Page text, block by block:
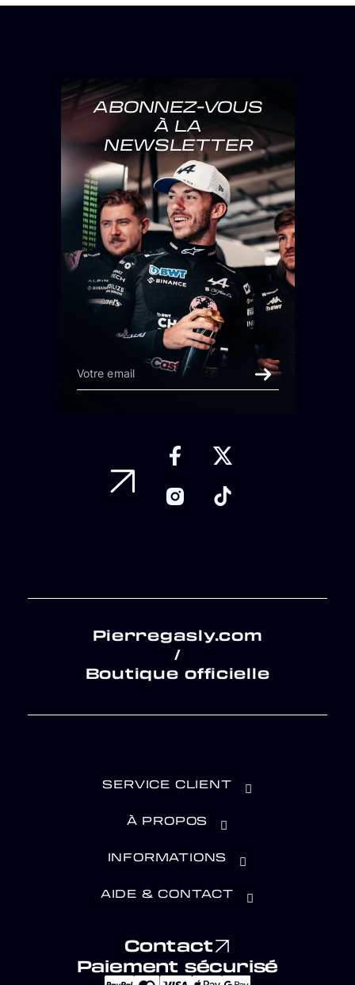
ABONNEZ-VOUS
À LA
NEWSLETTER
Pierregasly.com
/
Boutique officielle
SERVICE CLIENT
À PROPOS
INFORMATIONS
AIDE & CONTACT
Contact
Paiement sécurisé